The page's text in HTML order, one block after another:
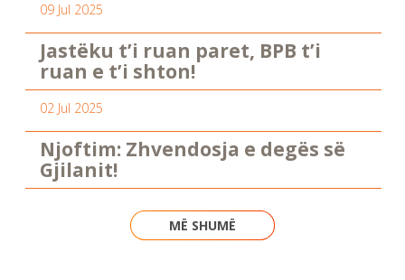
09 Jul 2025
Jastëku t’i ruan paret, BPB t’i
ruan e t’i shton!
02 Jul 2025
Njoftim: Zhvendosja e degës së
Gjilanit!
MË SHUMË